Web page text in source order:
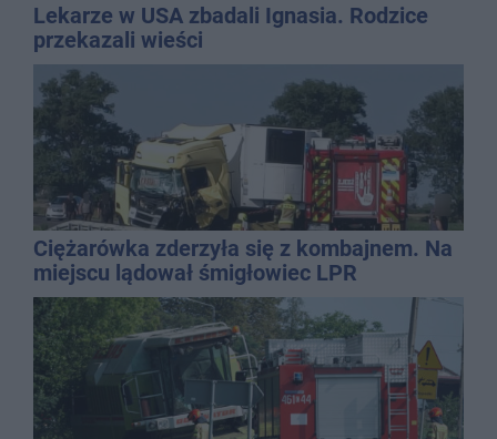
Lekarze w USA zbadali Ignasia. Rodzice
przekazali wieści
Ciężarówka zderzyła się z kombajnem. Na
miejscu lądował śmigłowiec LPR